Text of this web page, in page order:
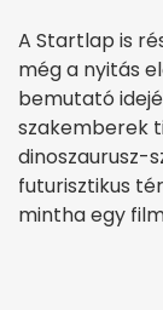
A Startlap is
még a nyitás
bemutató
szakemberek
dinoszaurusz-
futurisztikus
mintha egy